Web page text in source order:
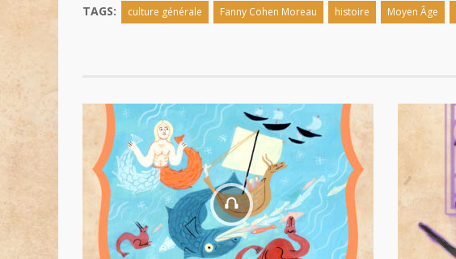
TAGS: culture générale Fanny Cohen Moreau histoire Moyen Âge